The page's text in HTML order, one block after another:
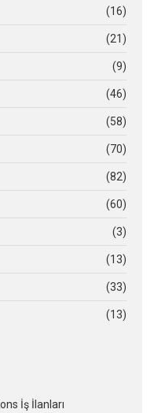
(16)
(21)
(9)
(46)
(58)
(70)
(82)
(60)
(3)
(13)
(33)
(13)
İş İlanları